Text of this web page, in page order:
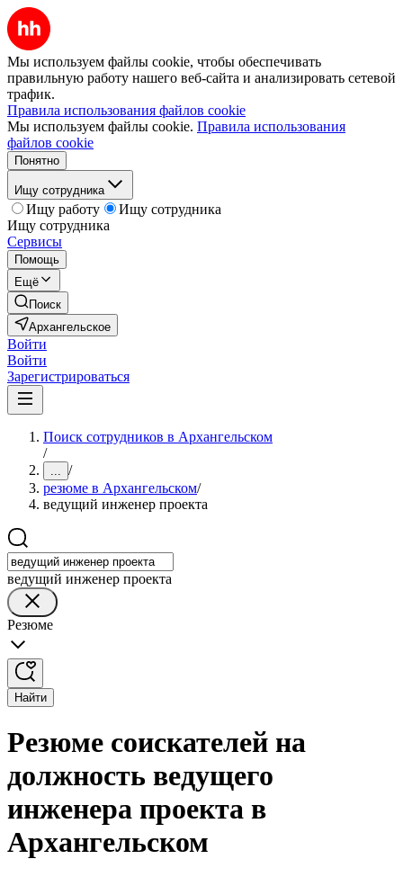
Мы используем файлы cookie, чтобы обеспечивать
правильную работу нашего веб-сайта и анализировать сетевой
трафик.
Правила использования файлов cookie
Мы используем файлы cookie. Правила использования
файлов cookie
Понятно
Ищу сотрудника
Ищу работу
Ищу сотрудника
Ищу сотрудника
Сервисы
Помощь
Ещё
Поиск
Архангельское
Войти
Войти
Зарегистрироваться
Поиск сотрудников в Архангельском
/
... /
резюме в Архангельском/
ведущий инженер проекта
ведущий инженер проекта
Резюме
Найти
Резюме соискателей на
должность ведущего
инженера проекта в
Архангельском